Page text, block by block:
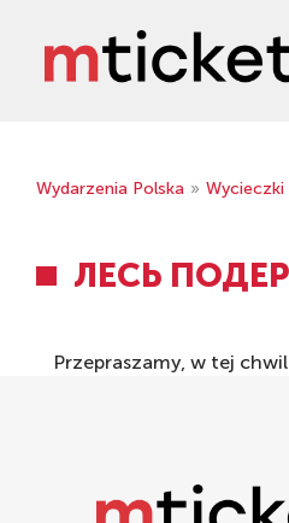
Wydarzenia Polska » Wycieczki
ЛЕСЬ
Przepraszamy, w tej